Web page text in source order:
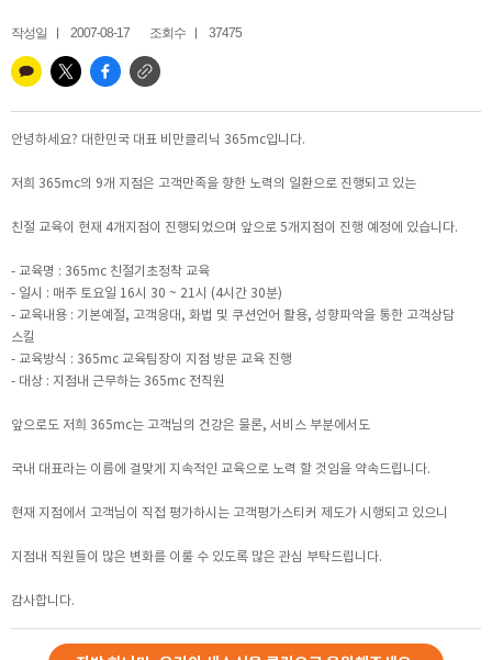
작성일 2007-08-17 조회수 37475
안녕하세요? 대한민국 대표 비만클리닉 365mc입니다.
저희 365mc의 9개 지점은 고객만족을 향한 노력의 일환으로 진행되고 있는
친절 교육이 현재 4개지점이 진행되었으며 앞으로 5개지점이 진행 예정에 있습니다.
- 교육명 : 365mc 친절기초정착 교육
- 일시 : 매주 토요일 16시 30 ~ 21시 (4시간 30분)
- 교육내용 : 기본예절, 고객응대, 화법 및 쿠션언어 활용, 성향파악을 통한 고객상담
스킬
- 교육방식 : 365mc 교육팀장이 지점 방문 교육 진행
- 대상 : 지점내 근무하는 365mc 전직원
앞으로도 저희 365mc는 고객님의 건강은 물론, 서비스 부분에서도
국내 대표라는 이름에 걸맞게 지속적인 교육으로 노력 할 것임을 약속드립니다.
현재 지점에서 고객님이 직접 평가하시는 고객평가스티커 제도가 시행되고 있으니
지점내 직원들이 많은 변화를 이룰 수 있도록 많은 관심 부탁드립니다.
감사합니다.